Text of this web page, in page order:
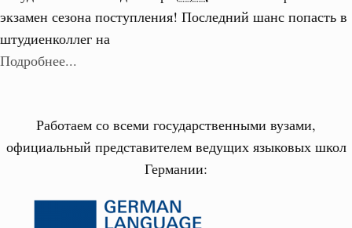
экзамен сезона поступления! Последний шанс попасть в
штудиенколлег на
Подробнее...
Работаем со всеми государственными вузами,
официальный представителем ведущих языковых школ
Германии: